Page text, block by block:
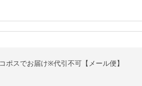
ポスでお届け※代引不可【メール便】